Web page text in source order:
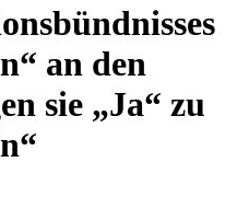
an den
sie „Ja“ zu